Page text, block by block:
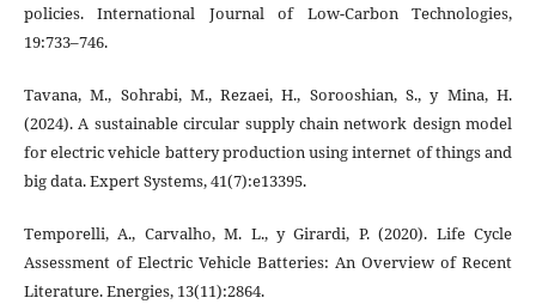
policies. International Journal of Low-Carbon Technologies,
19:733–746.
Tavana, M., Sohrabi, M., Rezaei, H., Sorooshian, S., y Mina, H.
(2024). A sustainable circular supply chain network design model
for electric vehicle battery production using internet of things and
big data. Expert Systems, 41(7):e13395.
Temporelli, A., Carvalho, M. L., y Girardi, P. (2020). Life Cycle
Assessment of Electric Vehicle Batteries: An Overview of Recent
Literature. Energies, 13(11):2864.